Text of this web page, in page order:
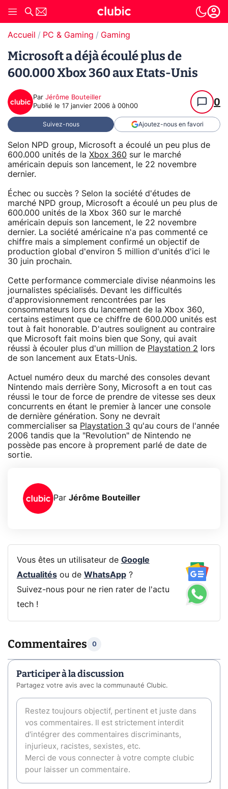
Accueil PC & Gaming Gaming
Microsoft a déjà écoulé plus de
600.000 Xbox 360 aux Etats-Unis
Par Jérôme Bouteiller
Publié le 17 janvier 2006 à 00h00 0
Suivez-nous Ajoutez-nous en favori
Selon NPD group, Microsoft a écoulé un peu plus de
600.000 unités de la Xbox 360 sur le marché
américain depuis son lancement, le 22 novembre
dernier.
Échec ou succès ? Selon la société d'études de
marché NPD group, Microsoft a écoulé un peu plus de
600.000 unités de la Xbox 360 sur le marché
américain depuis son lancement, le 22 novembre
dernier. La société américaine n'a pas commenté ce
chiffre mais a simplement confirmé un objectif de
production global d'environ 5 million d'unités d'ici le
30 juin prochain.
Cette performance commerciale divise néanmoins les
journalistes spécialisés. Devant les difficultés
d'approvisionnement rencontrées par les
consommateurs lors du lancement de la Xbox 360,
certains estiment que ce chiffre de 600.000 unités est
tout à fait honorable. D'autres soulignent au contraire
que Microsoft fait moins bien que Sony, qui avait
réussi à écouler plus d'un million de Playstation 2 lors
de son lancement aux Etats-Unis.
Actuel numéro deux du marché des consoles devant
Nintendo mais derrière Sony, Microsoft a en tout cas
réussi le tour de force de prendre de vitesse ses deux
concurrents en étant le premier à lancer une console
de dernière génération. Sony ne devrait
commercialiser sa Playstation 3 qu'au cours de l'année
2006 tandis que la "Revolution" de Nintendo ne
possède pas encore à proprement parlé de date de
sortie.
Par Jérôme Bouteiller
Vous êtes un utilisateur de Google
Actualitésou de WhatsApp?
Suivez-nous pour ne rien rater de l'actu
tech !
Commentaires 0
Participer à la discussion
Partagez votre avis avec la communauté Clubic.